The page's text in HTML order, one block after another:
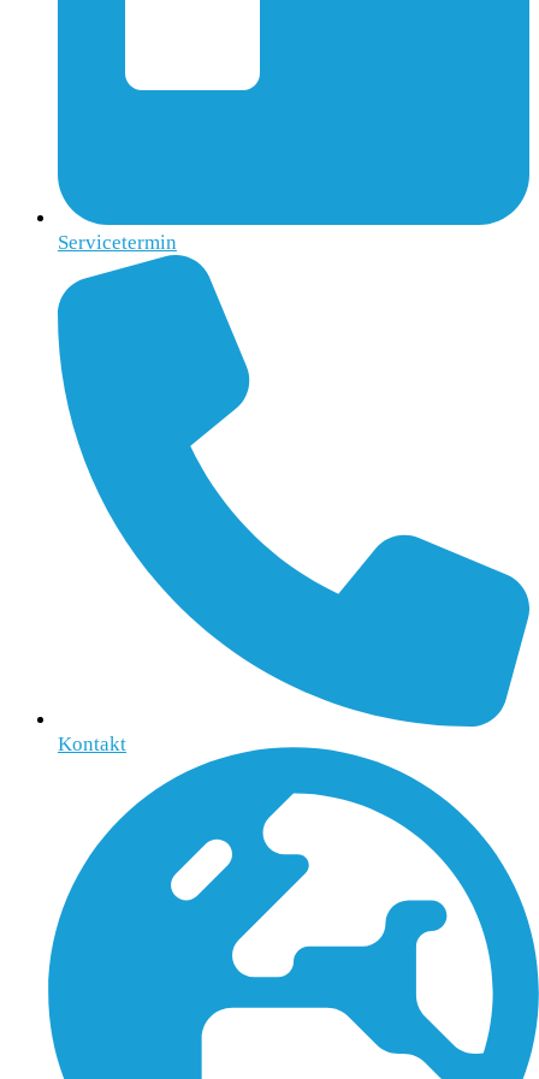
Servicetermin
Kontakt